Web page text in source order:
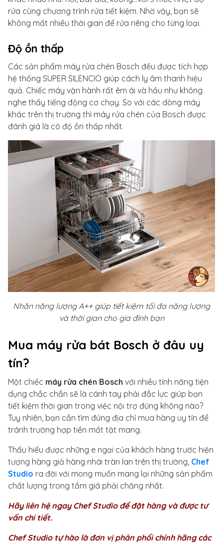
rửa cùng chương trình rửa tiết kiệm. Nhờ vậy, bạn sẽ
không mất nhiều thời gian để rửa riêng cho từng loại.
Độ ồn thấp
Các sản phẩm máy rửa chén Bosch đều được tích hợp
hệ thống SUPER SILENCIO giúp cách ly âm thanh hiệu
quả. Chiếc máy vận hành rất êm ái và hầu như không
nghe thấy tiếng động cơ chạy. So với các dòng máy
khác trên thị trường thì máy rửa chén của Bosch được
đánh giá là có độ ồn thấp nhất.
Nhãn năng lượng A++ giúp tiết kiệm tối đa năng lượng
và thời gian cho gia đình bạn
Mua máy rửa bát Bosch ở đâu uy
tín?
Một chiếc máy rửa chén Bosch với nhiều tính năng tiện
dụng chắc chắn sẽ là cánh tay phải đắc lực giúp bạn
tiết kiệm thời gian trong việc nội trợ đúng không nào?
Tuy nhiên, bạn cần tìm đúng địa chỉ mua hàng uy tín để
tránh trường hợp tiền mất tật mang.
Thấu hiểu được những e ngại của khách hàng trước hiện
tượng hàng giả hàng nhái tràn lan trên thị trường, Chef
Studio ra đời với mong muốn mang lại những sản phẩm
chất lượng trong tầm giá phải chăng nhất.
Hãy liên hệ ngay Chef Studio để đặt hàng và được tư
vấn chi tiết.
Chef Studio tự hào là đơn vị phân phối chính hãng các